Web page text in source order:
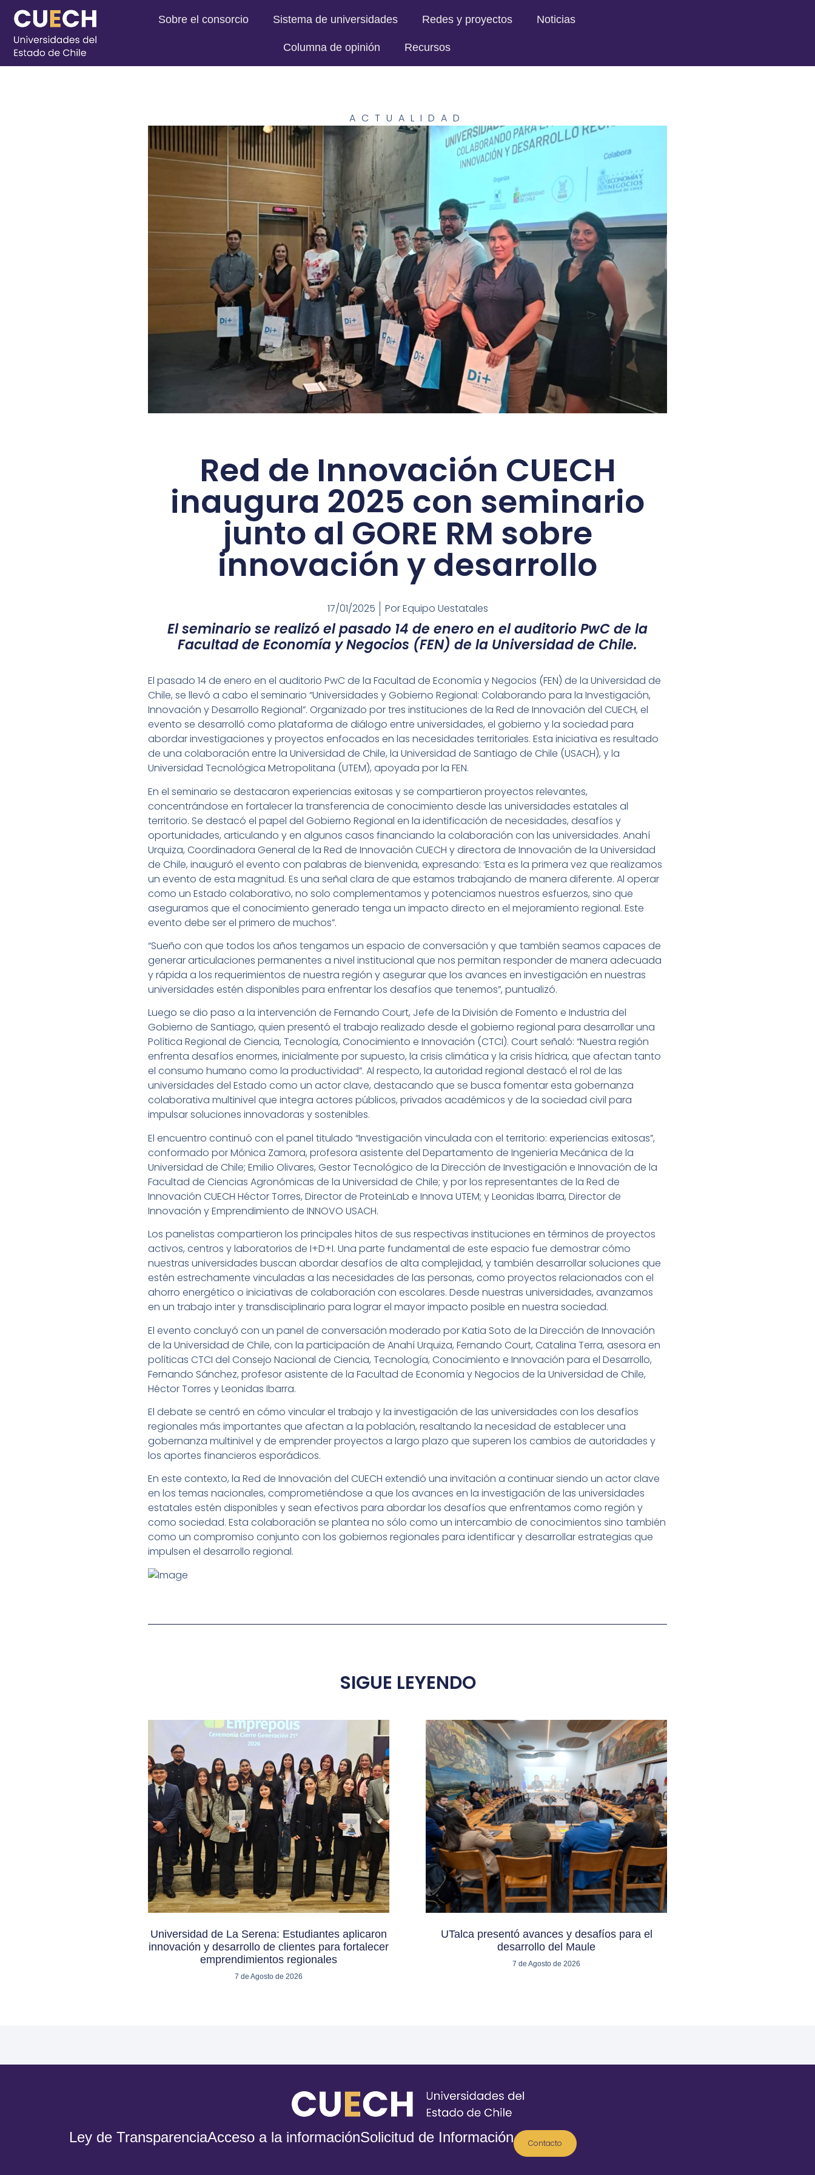
Sobre el consorcio Sistema de universidades Redes y proyectos Noticias
Columna de opinión Recursos
ACTUALIDAD
Red de Innovación CUECH
inaugura 2025 con seminario
junto al GORE RM sobre
innovación y desarrollo
17/01/2025 PorEquipo Uestatales
El seminario se realizó el pasado 14 de enero en el auditorio PwC de la
Facultad de Economía y Negocios (FEN) de la Universidad de Chile.
El pasado 14 de enero en el auditorio PwC de la Facultad de Economía y Negocios (FEN) de la Universidad de
Chile, se llevó a cabo el seminario “Universidades y Gobierno Regional: Colaborando para la Investigación,
Innovación y Desarrollo Regional”. Organizado por tres instituciones de la Red de Innovación del CUECH, el
evento se desarrolló como plataforma de diálogo entre universidades, el gobierno y la sociedad para
abordar investigaciones y proyectos enfocados en las necesidades territoriales. Esta iniciativa es resultado
de una colaboración entre la Universidad de Chile, la Universidad de Santiago de Chile (USACH), y la
Universidad Tecnológica Metropolitana (UTEM), apoyada por la FEN.
En el seminario se destacaron experiencias exitosas y se compartieron proyectos relevantes,
concentrándose en fortalecer la transferencia de conocimiento desde las universidades estatales al
territorio. Se destacó el papel del Gobierno Regional en la identificación de necesidades, desafíos y
oportunidades, articulando y en algunos casos financiando la colaboración con las universidades. Anahí
Urquiza, Coordinadora General de la Red de Innovación CUECH y directora de Innovación de la Universidad
de Chile, inauguró el evento con palabras de bienvenida, expresando: ‘Esta es la primera vez que realizamos
un evento de esta magnitud. Es una señal clara de que estamos trabajando de manera diferente. Al operar
como un Estado colaborativo, no solo complementamos y potenciamos nuestros esfuerzos, sino que
aseguramos que el conocimiento generado tenga un impacto directo en el mejoramiento regional. Este
evento debe ser el primero de muchos”.
“Sueño con que todos los años tengamos un espacio de conversación y que también seamos capaces de
generar articulaciones permanentes a nivel institucional que nos permitan responder de manera adecuada
y rápida a los requerimientos de nuestra región y asegurar que los avances en investigación en nuestras
universidades estén disponibles para enfrentar los desafíos que tenemos”, puntualizó.
Luego se dio paso a la intervención de Fernando Court, Jefe de la División de Fomento e Industria del
Gobierno de Santiago, quien presentó el trabajo realizado desde el gobierno regional para desarrollar una
Política Regional de Ciencia, Tecnología, Conocimiento e Innovación (CTCI). Court señaló: “Nuestra región
enfrenta desafíos enormes, inicialmente por supuesto, la crisis climática y la crisis hídrica, que afectan tanto
el consumo humano como la productividad”. Al respecto, la autoridad regional destacó el rol de las
universidades del Estado como un actor clave, destacando que se busca fomentar esta gobernanza
colaborativa multinivel que integra actores públicos, privados académicos y de la sociedad civil para
impulsar soluciones innovadoras y sostenibles.
El encuentro continuó con el panel titulado “Investigación vinculada con el territorio: experiencias exitosas”,
conformado por Mónica Zamora, profesora asistente del Departamento de Ingeniería Mecánica de la
Universidad de Chile; Emilio Olivares, Gestor Tecnológico de la Dirección de Investigación e Innovación de la
Facultad de Ciencias Agronómicas de la Universidad de Chile; y por los representantes de la Red de
Innovación CUECH Héctor Torres, Director de ProteinLab e Innova UTEM; y Leonidas Ibarra, Director de
Innovación y Emprendimiento de INNOVO USACH.
Los panelistas compartieron los principales hitos de sus respectivas instituciones en términos de proyectos
activos, centros y laboratorios de I+D+I. Una parte fundamental de este espacio fue demostrar cómo
nuestras universidades buscan abordar desafíos de alta complejidad, y también desarrollar soluciones que
estén estrechamente vinculadas a las necesidades de las personas, como proyectos relacionados con el
ahorro energético o iniciativas de colaboración con escolares. Desde nuestras universidades, avanzamos
en un trabajo inter y transdisciplinario para lograr el mayor impacto posible en nuestra sociedad.
El evento concluyó con un panel de conversación moderado por Katia Soto de la Dirección de Innovación
de la Universidad de Chile, con la participación de Anahí Urquiza, Fernando Court, Catalina Terra, asesora en
políticas CTCI del Consejo Nacional de Ciencia, Tecnología, Conocimiento e Innovación para el Desarrollo,
Fernando Sánchez, profesor asistente de la Facultad de Economía y Negocios de la Universidad de Chile,
Héctor Torres y Leonidas Ibarra.
El debate se centró en cómo vincular el trabajo y la investigación de las universidades con los desafíos
regionales más importantes que afectan a la población, resaltando la necesidad de establecer una
gobernanza multinivel y de emprender proyectos a largo plazo que superen los cambios de autoridades y
los aportes financieros esporádicos.
En este contexto, la Red de Innovación del CUECH extendió una invitación a continuar siendo un actor clave
en los temas nacionales, comprometiéndose a que los avances en la investigación de las universidades
estatales estén disponibles y sean efectivos para abordar los desafíos que enfrentamos como región y
como sociedad. Esta colaboración se plantea no sólo como un intercambio de conocimientos sino también
como un compromiso conjunto con los gobiernos regionales para identificar y desarrollar estrategias que
impulsen el desarrollo regional.
SIGUE LEYENDO
Universidad de La Serena: Estudiantes aplicaron
innovación y desarrollo de clientes para fortalecer
emprendimientos regionales
7 de Agosto de 2026
UTalca presentó avances y desafíos para el
desarrollo del Maule
7 de Agosto de 2026
Ley de TransparenciaAcceso a la informaciónSolicitud de Información Contacto